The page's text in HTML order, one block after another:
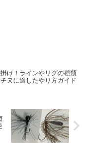
け！ラインやリグの種類
ヌに適したやり方ガイド